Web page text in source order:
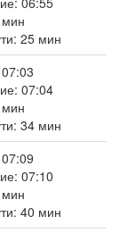
25 мин
07:04
34 мин
07:10
40 мин